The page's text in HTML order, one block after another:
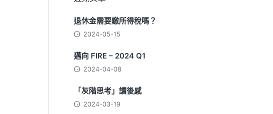
退休金需要繳所得稅嗎？
2024-05-15
邁向 FIRE – 2024 Q1
2024-04-08
「灰階思考」讀後感
2024-03-19